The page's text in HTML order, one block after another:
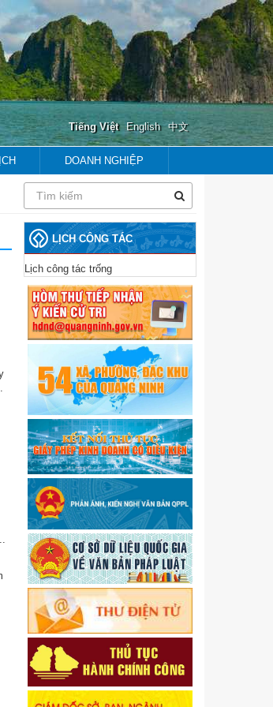
next
Tiếng Việt English 中文
DOANH NGHIỆP
LỊCH CÔNG TÁC
Lịch công tác trống